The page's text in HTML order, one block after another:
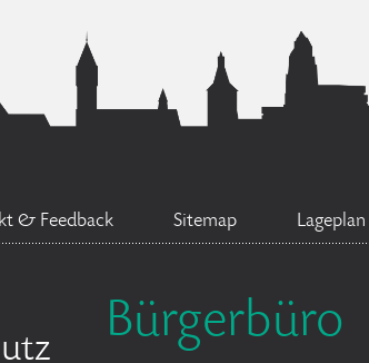
& Feedback Sitemap Lageplan
Bürgerbüro